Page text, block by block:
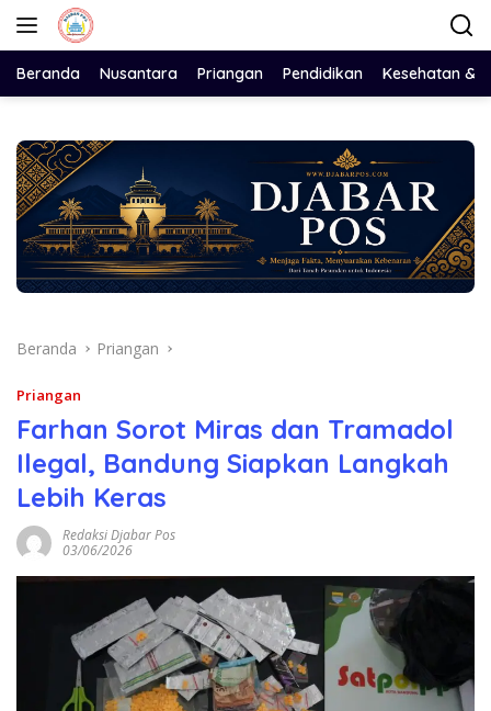
Langsung
Beranda Nusantara Priangan Pendidikan Kesehatan &
Beranda Priangan
Priangan
Farhan Sorot Miras dan Tramadol
Ilegal, Bandung Siapkan Langkah
Lebih Keras
Redaksi Djabar Pos
03/06/2026